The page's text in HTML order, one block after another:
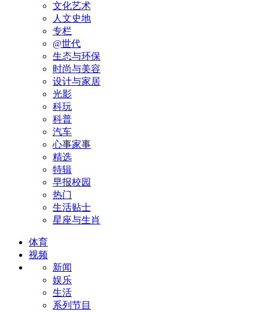
文化艺术
人文史地
专栏
@世代
生态与环保
时尚与美容
设计与家居
光影
科玩
科普
汽车
心事家事
精选
特辑
早报校园
热门
生活贴士
星座与生肖
体育
视频
新闻
娱乐
生活
系列节目